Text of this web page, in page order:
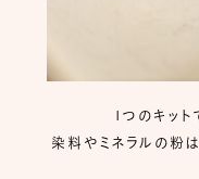
1つのキッ
染料やミネラルの粉